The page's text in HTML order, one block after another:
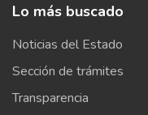
Lo más buscado
Noticias del Estado
Sección de trámites
Transparencia